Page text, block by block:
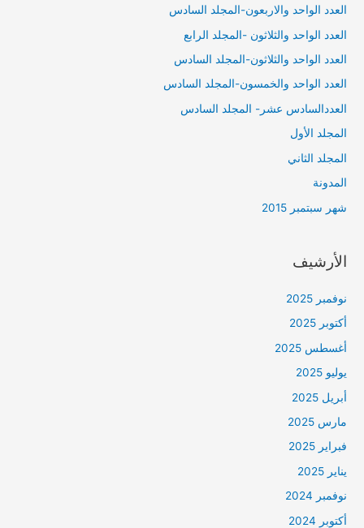
العدد الواحد والاربعون-المجلد السادس
العدد الواحد والثلاثون -المجلد الرابع
العدد الواحد والثلاثون-المجلد السادس
العدد الواحد والخمسون-المجلد السادس
العددالسادس عشر- المجلد السادس
المجلد الأول
المجلد الثاني
المدونة
شهر سبتمبر 2015
الأرشيف
نوفمبر 2025
أكتوبر 2025
أغسطس 2025
يوليو 2025
أبريل 2025
مارس 2025
فبراير 2025
يناير 2025
نوفمبر 2024
أكتوبر 2024